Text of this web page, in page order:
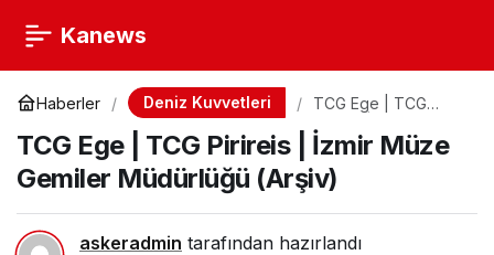
Kanews
Haberler Deniz Kuvvetleri
TCG Ege | TCG
Gemiler Müdürlüğü
(Arşiv)
TCG Ege | TCG Pirireis | İzmir Müze
Gemiler Müdürlüğü (Arşiv)
askeradmin tarafından hazırlandı